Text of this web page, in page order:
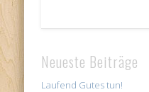
Neueste Beiträge
Laufend Gutes tun!